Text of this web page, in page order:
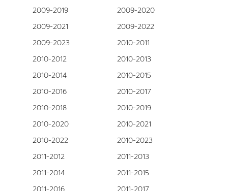
2009-2019
2009-2020
2009-2021
2009-2022
2009-2023
2010-2011
2010-2012
2010-2013
2010-2014
2010-2015
2010-2016
2010-2017
2010-2018
2010-2019
2010-2020
2010-2021
2010-2022
2010-2023
2011-2012
2011-2013
2011-2014
2011-2015